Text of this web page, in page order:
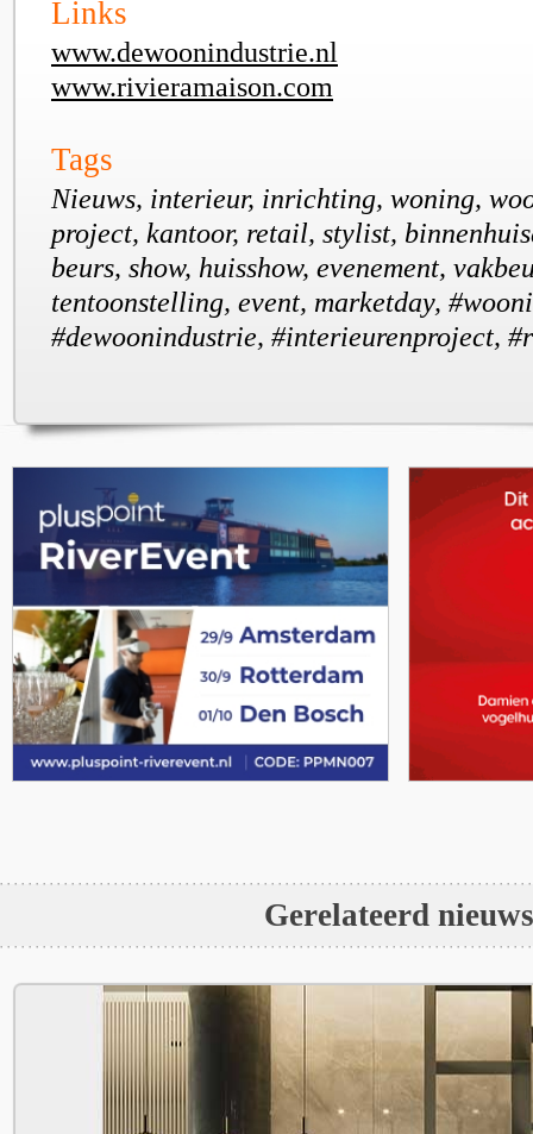
Links
www.dewoonindustrie.nl
www.rivieramaison.com
Tags
Nieuws, interieur, inrichting, woning,
project, kantoor, retail, stylist,
beurs, show, huisshow, evenement,
tentoonstelling, event, marketday,
#dewoonindustrie, #interieurenproject,
Gerelateerd nieuws